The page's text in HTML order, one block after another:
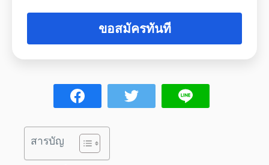
ขอสมัครทันที
สารบัญ